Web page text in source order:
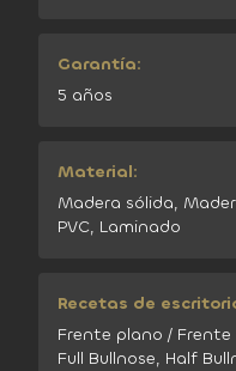
Garantía:
5 años
Material:
Madera sólida,
PVC, Laminado
Recetas de
Frente plano /
Full Bullnose, Half